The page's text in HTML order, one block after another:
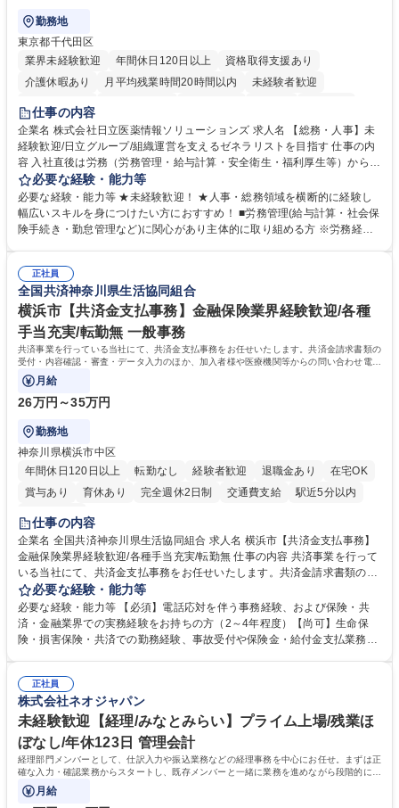
勤務地
東京都千代田区
業界未経験歓迎
年間休日120日以上
資格取得支援あり
介護休暇あり
月平均残業時間20時間以内
未経験者歓迎
住宅手当あり
育休あり
完全週休2日制 交通費支給 土日祝休み 寮・社宅あり
仕事の内容
企業名 株式会社日立医薬情報ソリューションズ 求人名 【総務・人事】未
経験歓迎/日立グループ/組織運営を支えるゼネラリストを目指す 仕事の内
容 入社直後は労務（労務管理・給与計算・安全衛生・福利厚生等）からお
任せいたします。将来は総務・採用・教育業務へ守備範囲を広げ、組織運
営を支えるゼネラリストをめざせます。 ・初期業務：労働時間管理、給与
計算、社会保険対応、福利厚生管理、安全衛生、健康経営推進等をお任せ
します。ご経験に応じて、休職者管理など、幅広く経験を積んでいただき
幅広く経験を積みたい意欲がある方に最適な環境です。 募集職種 【総
務・人事】未経験歓迎/日立グループ/組織運営を支えるゼネラリストを目
指す
必要な経験・能力等
必要な経験・能力等 ★未経験歓迎！ ★人事・総務領域を横断的に経験し
幅広いスキルを身につけたい方におすすめ！ ■労務管理(給与計算・社会保
険手続き・勤怠管理など)に関心があり主体的に取り組める方 ※労務経験
のご経験 ■労務管理（給与計算・社会保険手続き・勤怠管理など）の経験
■衛生管理者の資格をお持ちの方 学歴・資格 学歴：大学院 大学 高専 短大
専修学校 高校 語学力： 資格：
正社員
全国共済神奈川県生活協同組合
横浜市【共済金支払事務】金融保険業界経験歓迎/各種
手当充実/転勤無 一般事務
共済事業を行っている当社にて、共済金支払事務をお任せいたします。共済金請求書類の
受付・内容確認・審査・データ入力のほか、加入者様や医療機関等からの問い合わせ電話
対応や書類発送等を担当します。
月給
26万円～35万円
勤務地
神奈川県横浜市中区
年間休日120日以上
転勤なし 経験者歓迎 退職金あり
在宅OK
賞与あり
育休あり 完全週休2日制 交通費支給
駅近5分以内
土日祝休み
仕事の内容
企業名 全国共済神奈川県生活協同組合 求人名 横浜市【共済金支払事務】
金融保険業界経験歓迎/各種手当充実/転勤無 仕事の内容 共済事業を行って
いる当社にて、共済金支払事務をお任せいたします。共済金請求書類の受
付・内容確認・審査・データ入力のほか、加入者様や医療機関等からの問
い合わせ電話対応や書類発送等を担当します。 ■共済金請求書類の受付、
内容確認、および共済金支払に関する審査・事務処理業務全般を担当 ■専
用システムへのデータ入力、各種必要書類の作成・発送作業 ■加入者様や
指定する業務 募集職種 横浜市【共済金支払事務】金融保険業界経験歓迎/
各種手当充実/転勤無
必要な経験・能力等
必要な経験・能力等 【必須】電話応対を伴う事務経験、および保険・共
済・金融業界での実務経験をお持ちの方（2～4年程度）【尚可】生命保
険・損害保険・共済での勤務経験、事故受付や保険金・給付金支払業務経
務へのキャリアチェンジ希望者も大歓迎です！ 学歴・資格 学歴：大学院
大学 高専 短大 専修学校 高校 語学力： 資格：
正社員
株式会社ネオジャパン
未経験歓迎【経理/みなとみらい】プライム上場/残業ほ
ぼなし/年休123日 管理会計
経理部門メンバーとして、仕訳入力や振込業務などの経理事務を中心にお任せ。まずは正
確な入力・確認業務からスタートし、既存メンバーと一緒に業務を進めながら段階的に経
理知識を身につけていただきます。
月給